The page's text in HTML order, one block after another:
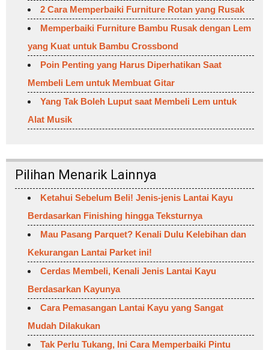
2 Cara Memperbaiki Furniture Rotan yang Rusak
Memperbaiki Furniture Bambu Rusak dengan Lem
yang Kuat untuk Bambu Crossbond
Poin Penting yang Harus Diperhatikan Saat
Membeli Lem untuk Membuat Gitar
Yang Tak Boleh Luput saat Membeli Lem untuk
Alat Musik
Pilihan Menarik Lainnya
Ketahui Sebelum Beli! Jenis-jenis Lantai Kayu
Berdasarkan Finishing hingga Teksturnya
Mau Pasang Parquet? Kenali Dulu Kelebihan dan
Kekurangan Lantai Parket ini!
Cerdas Membeli, Kenali Jenis Lantai Kayu
Berdasarkan Kayunya
Cara Pemasangan Lantai Kayu yang Sangat
Mudah Dilakukan
Tak Perlu Tukang, Ini Cara Memperbaiki Pintu